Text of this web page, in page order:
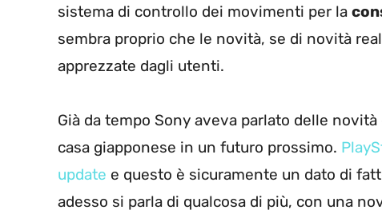
sistema di controllo dei movimenti per la
sembra proprio che le novità, se di novità
apprezzate dagli utenti.
Già da tempo Sony aveva parlato delle
casa giapponese in un futuro prossimo.
update e questo è sicuramente un dato di
adesso si parla di qualcosa di più, con una